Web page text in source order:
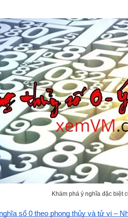
Khám phá ý nghĩa đặc biệt
số 0 theo phong thủy và tử vi –